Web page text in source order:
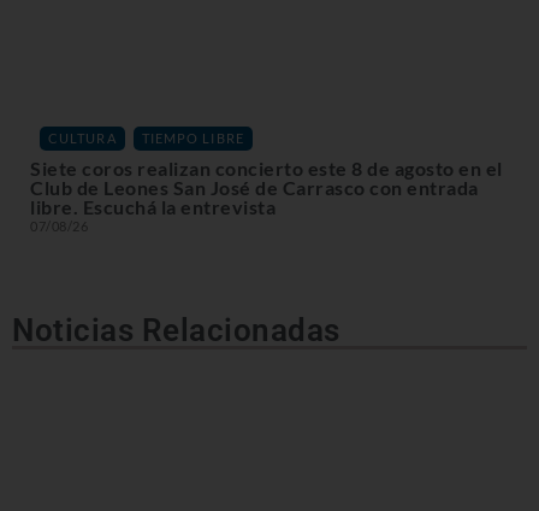
CULTURA , TIEMPO LIBRE
Siete coros realizan concierto este 8 de agosto en el
Club de Leones San José de Carrasco con entrada
libre. Escuchá la entrevista
07/08/26
Noticias Relacionadas